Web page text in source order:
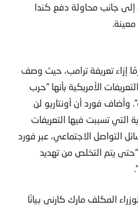
إلى جانب محاولة دفع كندا
إزاء تعريفة ترامب، حيث وصف
الأمريكية بأنها “حرب
وأضاف فورد أن أونتاريو لن
التي تسببت فيها التعريفات
التواصل الاجتماعي، عبر فورد
يتم التخلص من تهديد
المكلف مارك كارني بيانًا